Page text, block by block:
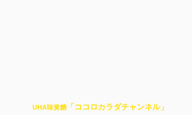
UHA味覚糖 「ココロカラダチャンネル」